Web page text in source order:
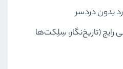
بدون دردسر
(تاریخ‌نگار، سِلِکت‌ها